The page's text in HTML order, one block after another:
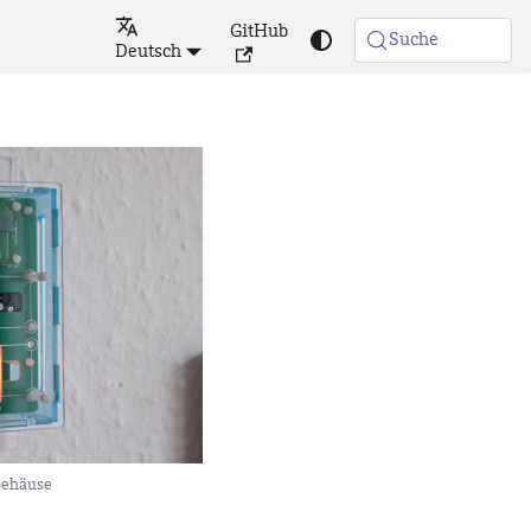
Deutsch
GitHub Suche